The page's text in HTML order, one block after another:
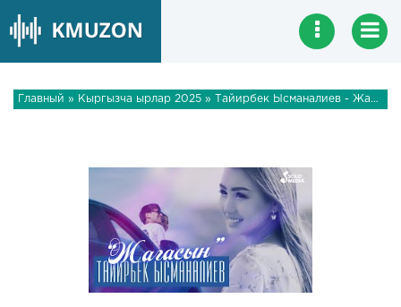
Главный » Кыргызча ырлар 2025 » Тайирбек Ысманалиев - Жагасын